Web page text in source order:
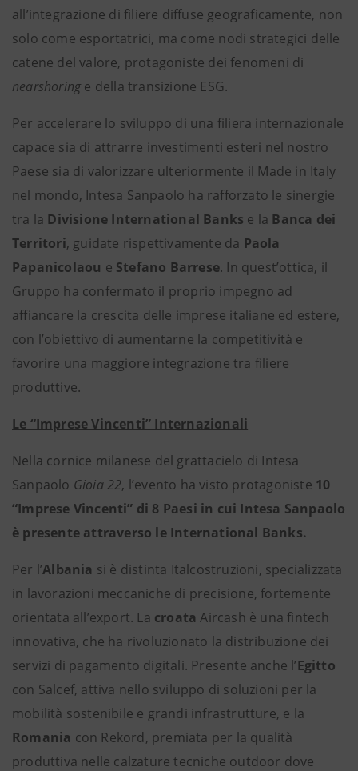
all’integrazione di filiere diffuse geograficamente, non
solo come esportatrici, ma come nodi strategici delle
catene del valore, protagoniste dei fenomeni di
nearshoring e della transizione ESG.
Per accelerare lo sviluppo di una filiera internazionale
capace sia di attrarre investimenti esteri nel nostro
Paese sia di valorizzare ulteriormente il Made in Italy
nel mondo, Intesa Sanpaolo ha rafforzato le sinergie
tra la Divisione International Banks e la Banca dei
Territori, guidate rispettivamente da Paola
Papanicolaou e Stefano Barrese. In quest’ottica, il
Gruppo ha confermato il proprio impegno ad
affiancare la crescita delle imprese italiane ed estere,
con l’obiettivo di aumentarne la competitività e
favorire una maggiore integrazione tra filiere
produttive.
Le “Imprese Vincenti” Internazionali
Nella cornice milanese del grattacielo di Intesa
Sanpaolo Gioia 22, l’evento ha visto protagoniste 10
“Imprese Vincenti” di 8 Paesi in cui Intesa Sanpaolo
è presente attraverso le International Banks.
Per l’Albania si è distinta Italcostruzioni, specializzata
in lavorazioni meccaniche di precisione, fortemente
orientata all’export. La croata Aircash è una fintech
innovativa, che ha rivoluzionato la distribuzione dei
servizi di pagamento digitali. Presente anche l’Egitto
con Salcef, attiva nello sviluppo di soluzioni per la
mobilità sostenibile e grandi infrastrutture, e la
Romania con Rekord, premiata per la qualità
produttiva nelle calzature tecniche outdoor dove